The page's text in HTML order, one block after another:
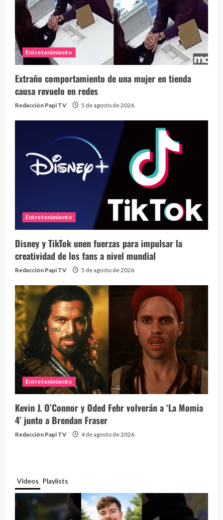
Entretenimiento
Extraño comportamiento de una mujer en tienda
causa revuelo en redes
Redacción Papi TV 5 de agosto de 2026
Entretenimiento
Disney y TikTok unen fuerzas para impulsar la
creatividad de los fans a nivel mundial
Redacción Papi TV 5 de agosto de 2026
Entretenimiento
Kevin J. O’Connor y Oded Fehr volverán a ‘La Momia
4’ junto a Brendan Fraser
Redacción Papi TV 4 de agosto de 2026
Videos Playlists